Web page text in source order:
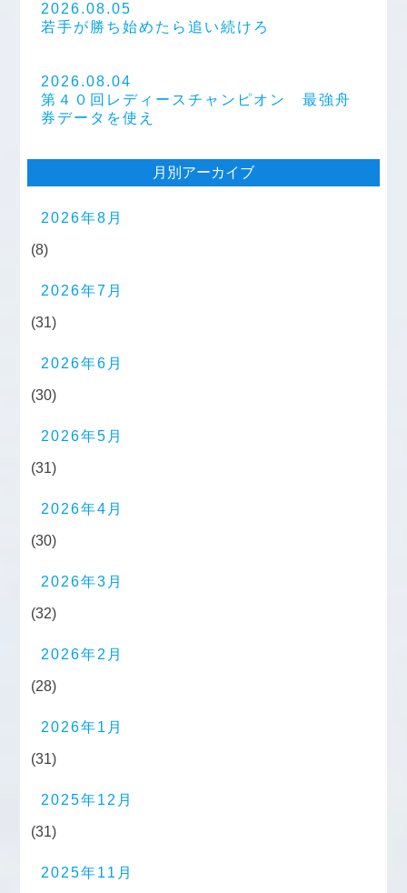
2026.08.05
若手が勝ち始めたら追い続けろ
2026.08.04
第４０回レディースチャンピオン 最強舟
券データを使え
月別アーカイブ
2026年8月
(8)
2026年7月
(31)
2026年6月
(30)
2026年5月
(31)
2026年4月
(30)
2026年3月
(32)
2026年2月
(28)
2026年1月
(31)
2025年12月
(31)
2025年11月